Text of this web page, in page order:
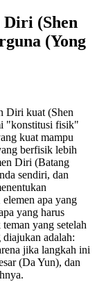
Diri (Shen
(Yong
Diri kuat (Shen
"konstitusi fisik"
kuat mampu
berfisik lebih
Diri (Batang
sendiri, dan
apa yang
yang harus
yang setelah
diajukan adalah:
jika langkah ini
(Da Yun), dan